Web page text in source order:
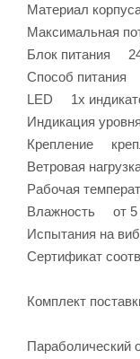
Материал
Максимальная
Блок питания
Способ питания
LED 1х
Индикация
Крепление
Ветровая
Рабочая
Влажность от 5
Испытания на
Сертификат
Комплект